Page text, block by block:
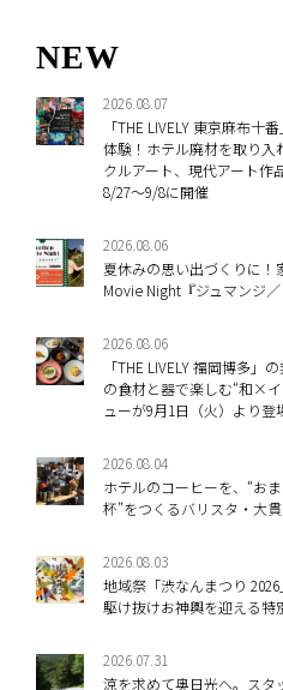
NEW
2026.08.07
「THE LIVELY 東京麻布十
体験！ホテル廃材を取り入
クルアート、現代アート作
8/27～9/8に開催
2026.08.06
夏休みの思い出づくりに
Movie Night『ジュマンジ
2026.08.06
「THE LIVELY 福岡博多」
の食材と器で楽しむ“和×
ューが9月1日（火）より登
2026.08.04
ホテルのコーヒーを、“お
杯”をつくるバリスタ・大
2026.08.03
地域祭「渋なんまつり
駆け抜けお神輿を迎える特
2026.07.31
涼を求めて奥日光へ。スタ